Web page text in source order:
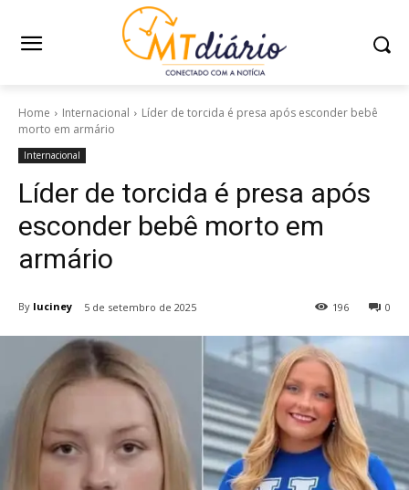
Home Internacional
Líder de torcida é presa após esconder bebê
morto em armário
Internacional
Líder de torcida é presa após
esconder bebê morto em
armário
By luciney 5 de setembro de 2025 0
196